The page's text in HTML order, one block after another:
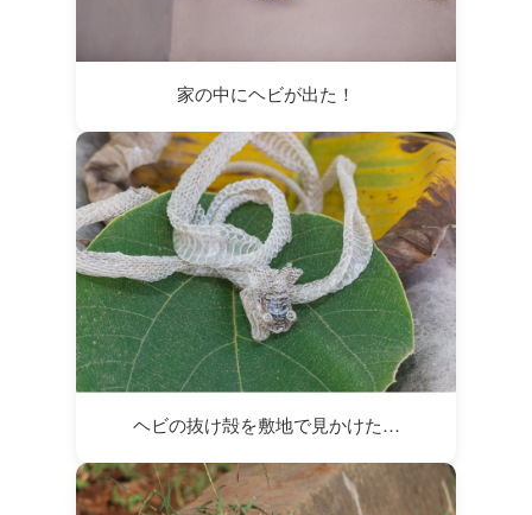
家の中にヘビが出た！
ヘビの抜け殻を敷地で見かけた…